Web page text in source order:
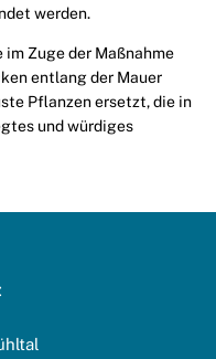
werden.
Zuge der Maßnahme
entlang der Mauer
Pflanzen ersetzt, die in
und würdiges